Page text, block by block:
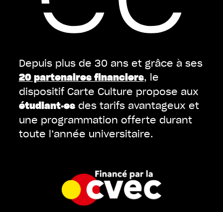
Depuis plus de 30 ans et grâce à ses
20 partenaires financiers, le
dispositif Carte Culture propose aux
étudiant·esdes tarifs avantageux et
une programmation offerte durant
toute l’année universitaire.